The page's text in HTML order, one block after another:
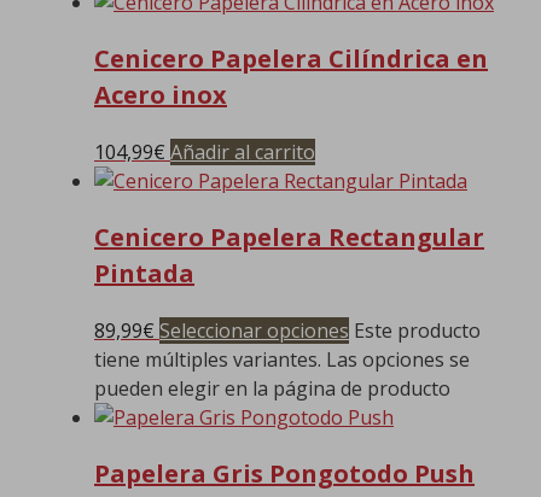
Cenicero Papelera Cilíndrica en
Acero inox
104,99€ Añadir al carrito
Cenicero Papelera Rectangular
Pintada
89,99€ Seleccionar opciones Este producto
tiene múltiples variantes. Las opciones se
pueden elegir en la página de producto
Papelera Gris Pongotodo Push